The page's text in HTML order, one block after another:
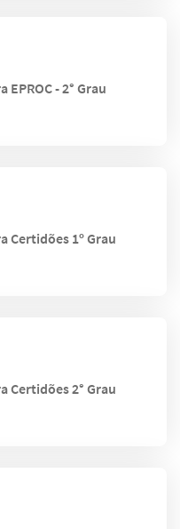
EPROC - 2° Grau
Certidões 1º Grau
Certidões 2° Grau